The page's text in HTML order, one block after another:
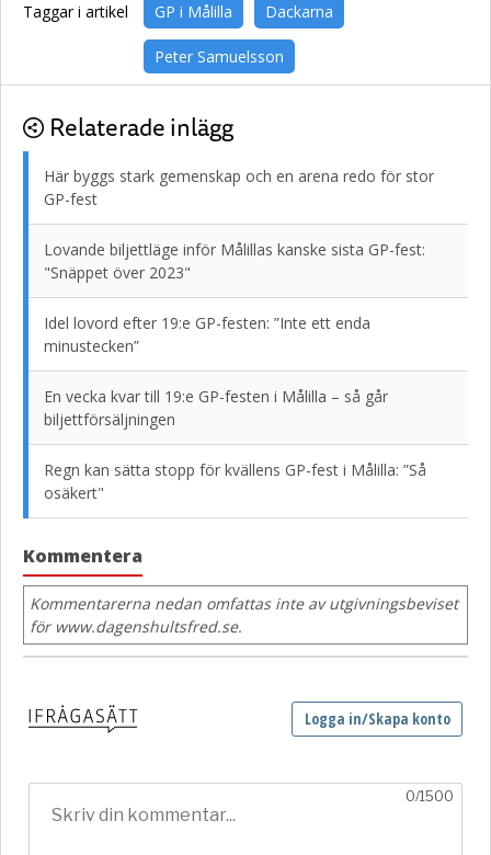
Taggar i artikel GP i Målilla Dackarna
Peter Samuelsson
Relaterade inlägg
Här byggs stark gemenskap och en arena redo för stor
GP-fest
Lovande biljettläge inför Målillas kanske sista GP-fest:
"Snäppet över 2023"
Idel lovord efter 19:e GP-festen: ”Inte ett enda
minustecken”
En vecka kvar till 19:e GP-festen i Målilla – så går
biljettförsäljningen
Regn kan sätta stopp för kvällens GP-fest i Målilla: ”Så
osäkert"
Kommentera
Kommentarerna nedan omfattas inte av utgivningsbeviset
för www.dagenshultsfred.se.